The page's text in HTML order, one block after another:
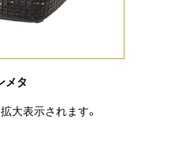
メタ
大表示されます。